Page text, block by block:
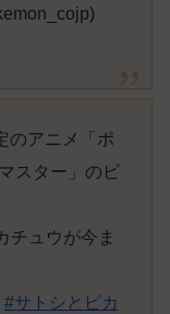
のアニメ「ポ
スター」のビ
チュウが今ま
#サトシとピカ